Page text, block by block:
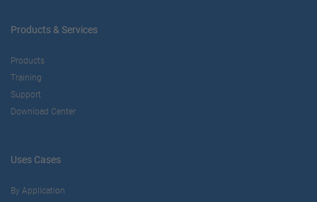
Products & Services
Products
Training
Support
Download Center
Uses Cases
By Application